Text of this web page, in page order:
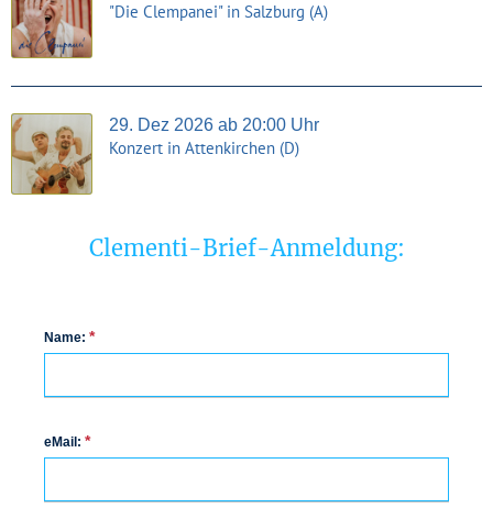
"Die Clempanei" in Salzburg (A)
29. Dez 2026 ab 20:00 Uhr
Konzert in Attenkirchen (D)
Clementi-Brief-Anmeldung:
Name: *
eMail: *